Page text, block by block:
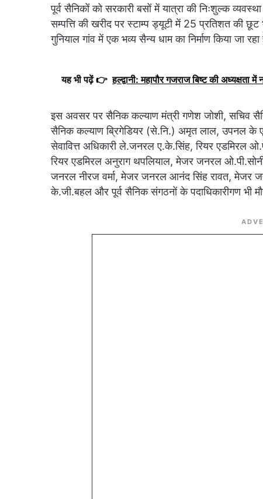
पूर्व सैनिकों को सरकारी बसों में यात्रा की निःशुल्क
सम्पत्ति की खरीद पर स्टाम्प ड्यूटी में 25 प्रतिशत की
गुनियाल गांव में एक भव्य सैन्य धाम का निर्माण किया जा रहा
यह भी पढ़ें 👉 हल्द्वानी: महापौर गजराज बिष्ट की अध्यक्षता
इस अवसर पर सैनिक कल्याण मंत्री गणेश जोशी, सचिव
सैनिक कल्याण ब्रिगेडियर (से.नि.) अमृत लाल, उपनल के
सेवावित्त अधिकारी ले.जनरल ए.के.सिंह, रियर एडमिरल
रियर एडमिरल अनुराग थपलियाल, मेजर जनरल
जनरल नीरज वर्मा, मेजर जनरल आनंद सिंह रावत, मेजर
के.जी.बहल और पूर्व सैनिक संगठनों के पदाधिकारीगण भी